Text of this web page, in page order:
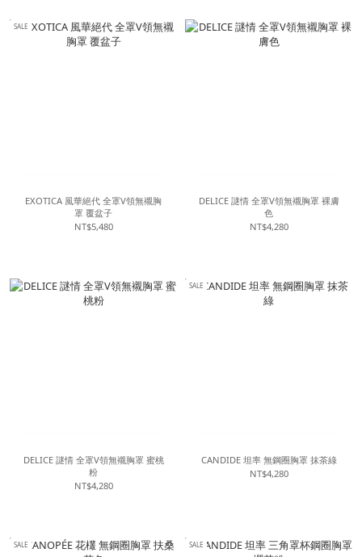
SALE
EXOTICA 風華絕代 全罩V領無襯胸
罩 覆盆子
NT$5,480
DELICE 謎情 全罩V領無襯胸罩 裸膚
色
NT$4,280
DELICE 謎情 全罩V領無襯胸罩 蜜桃
粉
NT$4,280
SALE
CANDIDE 坦率 無鋼圈胸罩 抹茶綠
NT$4,280
SALE SALE